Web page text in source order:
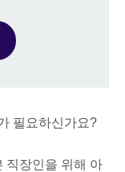
필요하신가요?
직장인을 위해 아